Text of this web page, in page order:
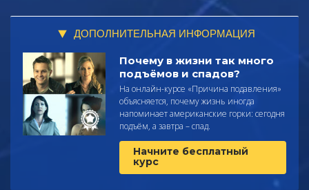
ДОПОЛНИТЕЛЬНАЯ ИНФОРМАЦИЯ
Почему в жизни так много
подъёмов и спадов?
На онлайн-курсе «Причина подавления»
объясняется, почему жизнь иногда
напоминает американские горки: сегодня
подъём, а завтра – спад.
Начните бесплатный
курс